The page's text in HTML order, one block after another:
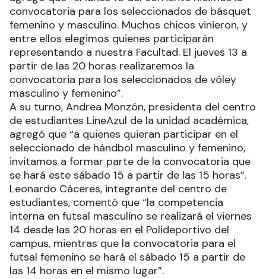
convocatoria para los seleccionados de básquet
femenino y masculino. Muchos chicos vinieron, y
entre ellos elegimos quienes participarán
representando a nuestra Facultad. El jueves 13 a
partir de las 20 horas realizaremos la
convocatoria para los seleccionados de vóley
masculino y femenino”.
A su turno, Andrea Monzón, presidenta del centro
de estudiantes LineAzul de la unidad académica,
agregó que “a quienes quieran participar en el
seleccionado de hándbol masculino y femenino,
invitamos a formar parte de la convocatoria que
se hará este sábado 15 a partir de las 15 horas”.
Leonardo Cáceres, integrante del centro de
estudiantes, comentó que “la competencia
interna en futsal masculino se realizará el viernes
14 desde las 20 horas en el Polideportivo del
campus, mientras que la convocatoria para el
futsal femenino se hará el sábado 15 a partir de
las 14 horas en el mismo lugar”.